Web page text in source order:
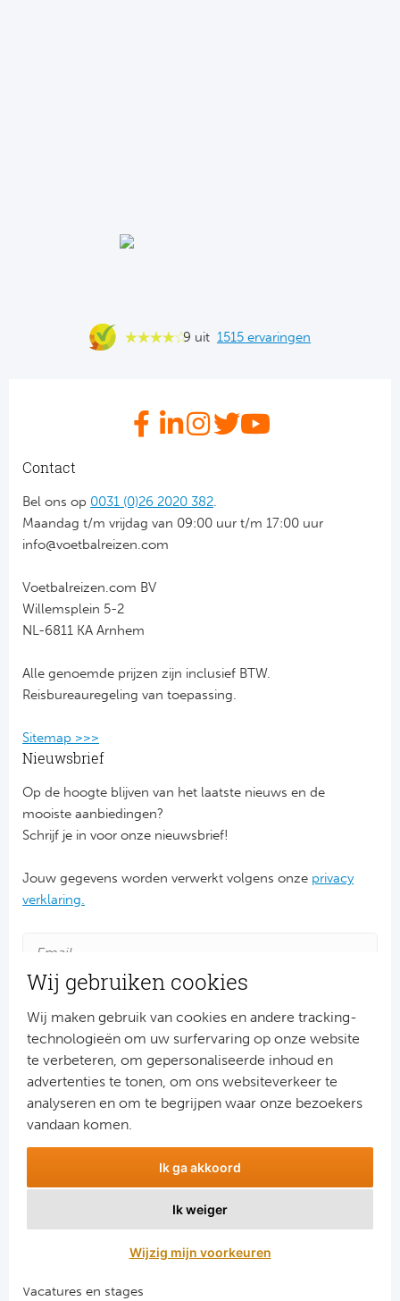
Wij gebruiken cookies
Wij maken gebruik van cookies en andere tracking-
technologieën om uw surfervaring op onze website
te verbeteren, om gepersonaliseerde inhoud en
advertenties te tonen, om ons websiteverkeer te
analyseren en om te begrijpen waar onze bezoekers
vandaan komen.
Ik ga akkoord
Ik weiger
Wijzig mijn voorkeuren
9 uit 1515 ervaringen
Contact
Bel ons op 0031 (0)26 2020 382.
Maandag t/m vrijdag van 09:00 uur t/m 17:00 uur
info@voetbalreizen.com
Voetbalreizen.com BV
Willemsplein 5-2
NL-6811 KA Arnhem
Alle genoemde prijzen zijn inclusief BTW.
Reisbureauregeling van toepassing.
Sitemap >>>
Nieuwsbrief
Op de hoogte blijven van het laatste nieuws en de
mooiste aanbiedingen?
Schrijf je in voor onze nieuwsbrief!
Jouw gegevens worden verwerkt volgens onze privacy
verklaring.
Snel naar
Voetbalreizen FC Barcelona
Voetbalreizen Manchester United
Vacatures en stages